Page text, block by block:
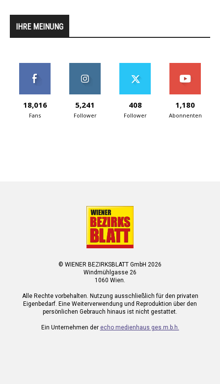
IHRE MEINUNG
18,016
Fans
5,241
Follower
408
Follower
1,180
Abonnenten
© WIENER BEZIRKSBLATT GmbH 2026
Windmühlgasse 26
1060 Wien.
Alle Rechte vorbehalten. Nutzung ausschließlich für den privaten
Eigenbedarf. Eine Weiterverwendung und Reproduktion über den
persönlichen Gebrauch hinaus ist nicht gestattet.
Ein Unternehmen der echo medienhaus ges.m.b.h.